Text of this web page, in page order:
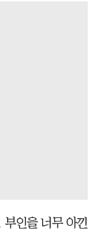
부인을 너무 아낀